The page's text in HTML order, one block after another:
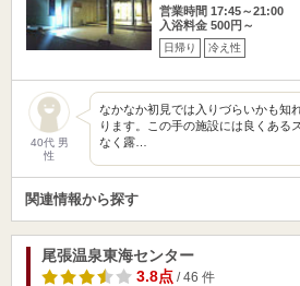
営業時間 17:45～21:00
入浴料金 500円～
日帰り 冷え性
40代 男
性
なかなか初見では入りづらいかも知
ります。この手の施設には良くある
なく露…
関連情報から探す
尾張温泉東海センター
3.8点/ 46 件